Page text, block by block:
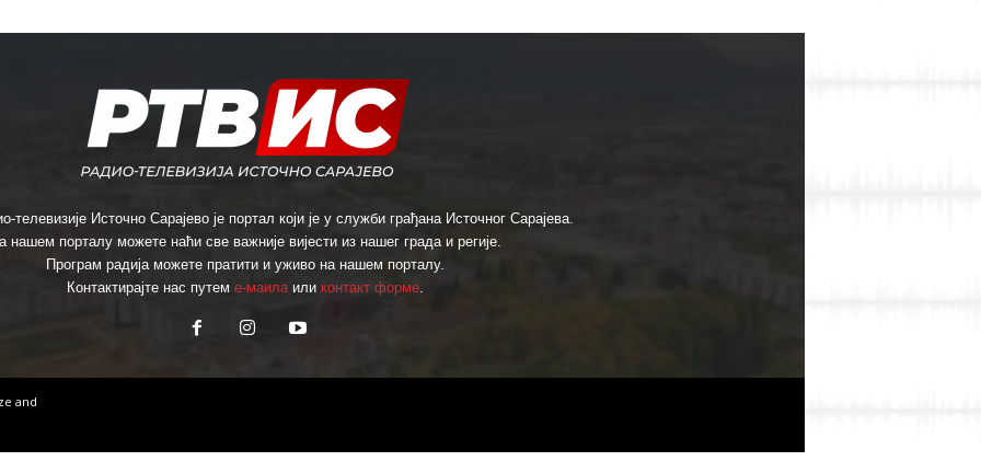
телевизије Источно Сарајево је портал који је у служби грађана Источног Сарајева.
нашем порталу можете наћи све важније вијести из нашег града и регије.
Програм радија можете пратити и уживо на нашем порталу.
Контактирајте нас путем е-маилаили контакт форме.
and